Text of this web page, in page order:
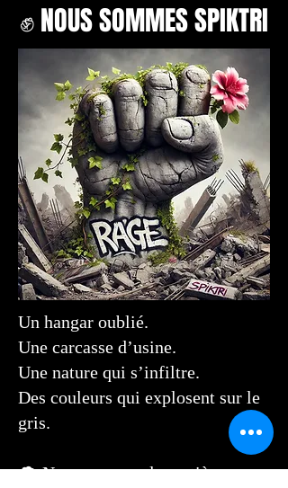
✊ NOUS SOMMES SPIKTRI
Un hangar oublié.
Une carcasse d’usine.
Une nature qui s’infiltre.
Des couleurs qui explosent sur le
gris.
🌪 Nous sommes la matière